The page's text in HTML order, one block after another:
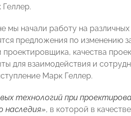
мы начали работу на
предложения по изменению
качества
для взаимодействия и
Марк Геллер.
технологий при
наследия», в которой в